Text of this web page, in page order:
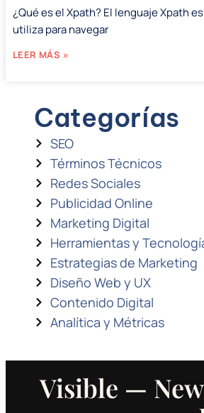
¿Qué es el Xpath? El lenguaje Xpath
utiliza para navegar
LEER MÁS »
Categorías
SEO
Términos Técnicos
Redes Sociales
Publicidad Online
Marketing Digital
Herramientas y
Estrategias de Marketing
Diseño Web y UX
Contenido Digital
Analítica y Métricas
Visible —